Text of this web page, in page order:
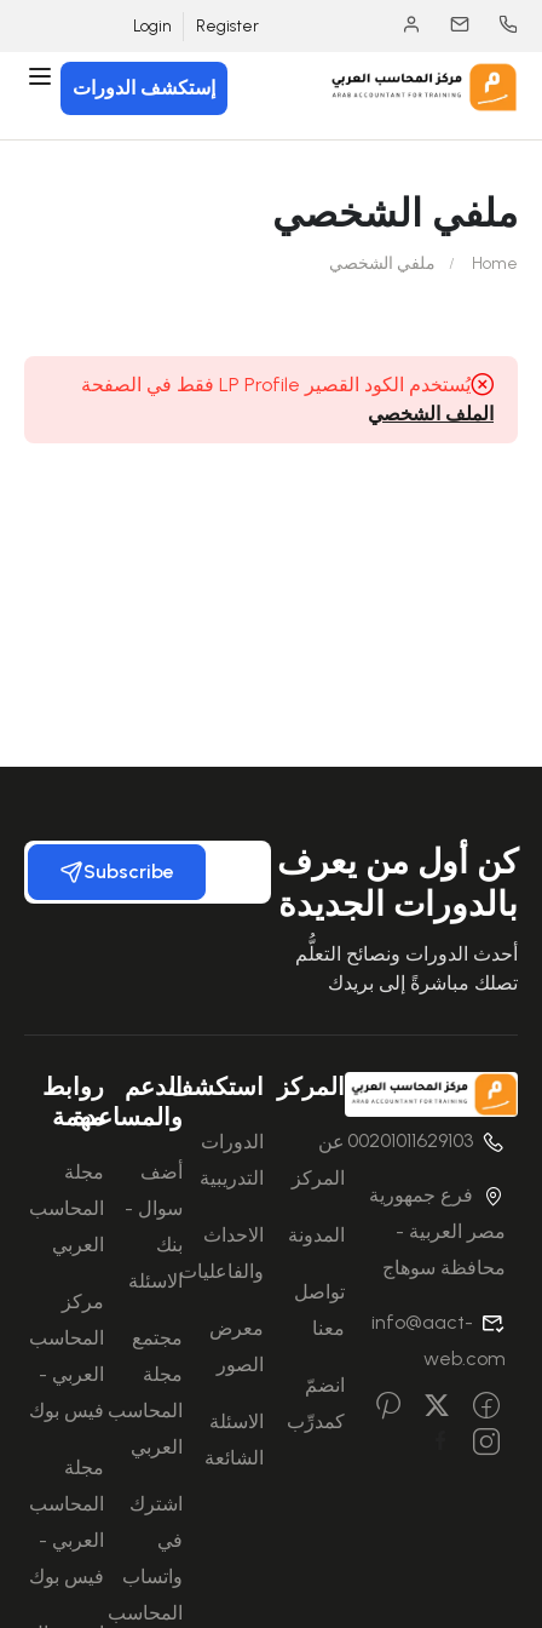
Register
Login
إستكشف الدورات
ملفي الشخصي
Home ملفي الشخصي
يُستخدم الكود القصير LP Profile فقط في الصفحة
الملف الشخصي
كن أول من يعرف
بالدورات الجديدة
أحدث الدورات ونصائح التعلُّم
تصلك مباشرةً إلى بريدك
Subscribe
00201011629103
فرع جمهورية
مصر العربية -
محافظة سوهاج
info@aact-
web.com
المركز
عن
المركز
المدونة
تواصل
معنا
انضمّ
كمدرِّب
استكشف
الدورات
التدريبية
الاحداث
والفاعليات
معرض
الصور
الاسئلة
الشائعة
الدعم
والمساعدة
أضف
سوال -
بنك
الاسئلة
مجتمع
مجلة
المحاسب
العربي
اشترك
في
واتساب
المحاسب
روابط
مهمة
مجلة
المحاسب
العربي
مركز
المحاسب
العربي -
فيس بوك
مجلة
المحاسب
العربي -
فيس بوك